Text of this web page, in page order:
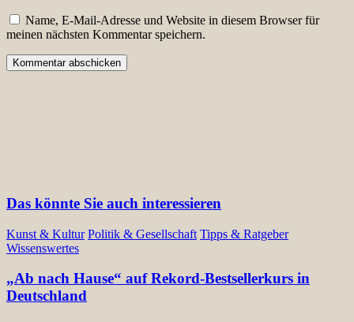
Name, E-Mail-Adresse und Website in diesem Browser für
meinen nächsten Kommentar speichern.
Das könnte Sie auch interessieren
Kunst & Kultur Politik & Gesellschaft Tipps & Ratgeber
Wissenswertes
„Ab nach Hause“ auf Rekord-Bestsellerkurs in
Deutschland